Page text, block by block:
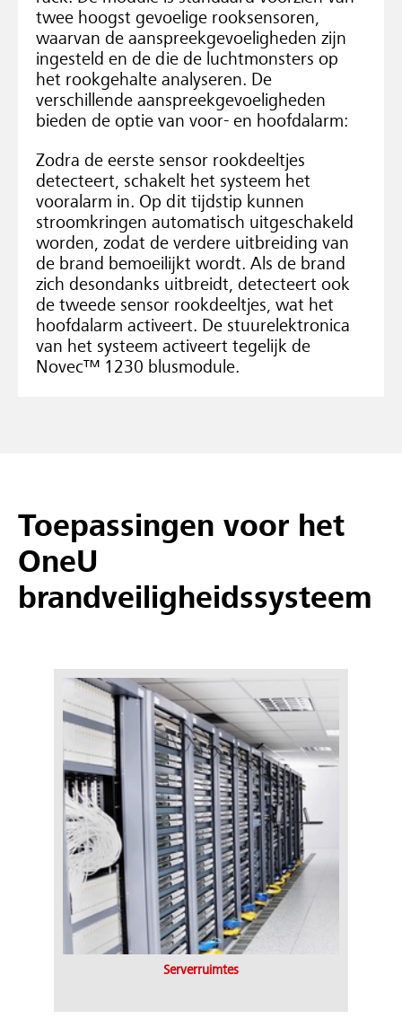
twee hoogst gevoelige rooksensoren,
waarvan de aanspreekgevoeligheden zijn
ingesteld en de die de luchtmonsters op
het rookgehalte analyseren. De
verschillende aanspreekgevoeligheden
bieden de optie van voor- en hoofdalarm:
Zodra de eerste sensor rookdeeltjes
detecteert, schakelt het systeem het
vooralarm in. Op dit tijdstip kunnen
stroomkringen automatisch uitgeschakeld
worden, zodat de verdere uitbreiding van
de brand bemoeilijkt wordt. Als de brand
zich desondanks uitbreidt, detecteert ook
de tweede sensor rookdeeltjes, wat het
hoofdalarm activeert. De stuurelektronica
van het systeem activeert tegelijk de
Novec™ 1230 blusmodule.
Toepassingen voor het
OneU
brandveiligheidssysteem
Serverruimtes